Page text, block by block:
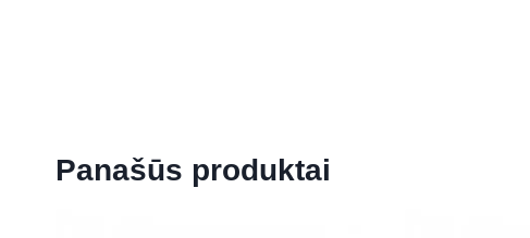
Panašūs produktai